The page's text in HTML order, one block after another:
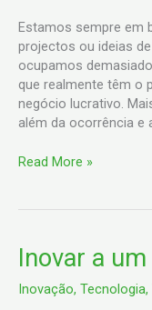
Estamos sempre em
projectos ou ideias
ocupamos
que realmente têm o
negócio lucrativo.
além da ocorrência e
Read More »
Inovar a
Inovação, Tecnologia,
Inovar
a
um